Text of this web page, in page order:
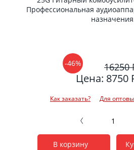
Профессиональная
-46% 16250
Цена: 8750
Как заказать? Для
В корзину